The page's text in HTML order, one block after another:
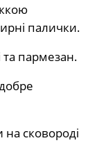
палички.
та пармезан.
сковороді